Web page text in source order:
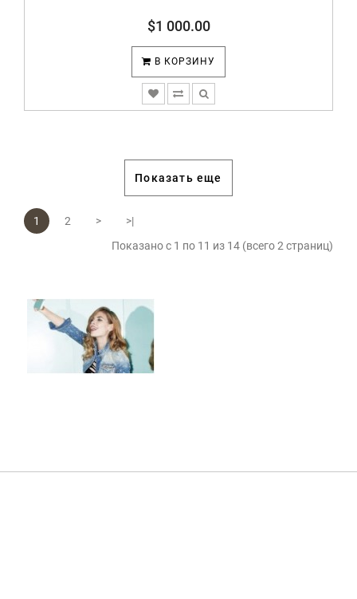
$1 000.00
В КОРЗИНУ
Показать еще
1 2 >
>|
Показано с 1 по 11 из 14 (всего 2 страниц)